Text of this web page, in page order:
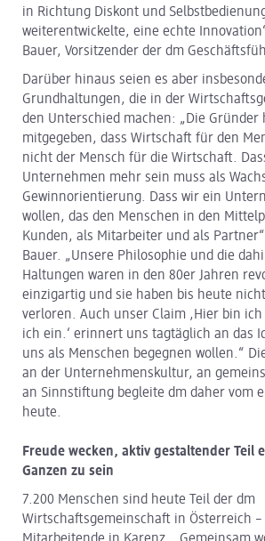
in Richtung Diskont und
weiterentwickelte, eine echte
Bauer, Vorsitzender der dm
Darüber hinaus seien es aber
Grundhaltungen, die in der
den Unterschied machen: „Die Gründer
mitgegeben, dass Wirtschaft für den
nicht der Mensch für die Wirtschaft.
Unternehmen mehr sein muss als
Gewinnorientierung. Dass wir ein
wollen, das den Menschen in den
Kunden, als Mitarbeiter und als
Bauer. „Unsere Philosophie und die
Haltungen waren in den 80er Jahren
einzigartig und sie haben bis heute
verloren. Auch unser Claim ,Hier bin
ich ein.‘ erinnert uns tagtäglich an das
uns als Menschen begegnen wollen.“
an der Unternehmenskultur, an
an Sinnstiftung begleite dm daher vom
heute.
Freude wecken, aktiv gestaltender Teil
Ganzen zu sein
7.200 Menschen sind heute Teil der dm
Wirtschaftsgemeinschaft in Österreich